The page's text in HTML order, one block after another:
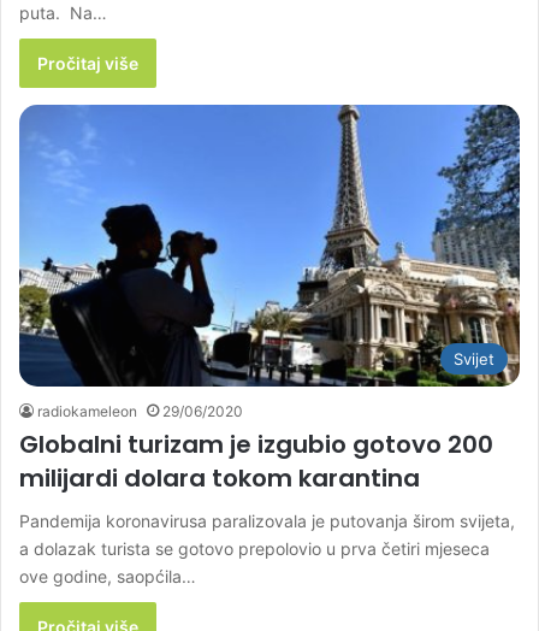
puta. Na…
Pročitaj više
Svijet
radiokameleon 29/06/2020
Globalni turizam je izgubio gotovo 200
milijardi dolara tokom karantina
Pandemija koronavirusa paralizovala je putovanja širom svijeta,
a dolazak turista se gotovo prepolovio u prva četiri mjeseca
ove godine, saopćila…